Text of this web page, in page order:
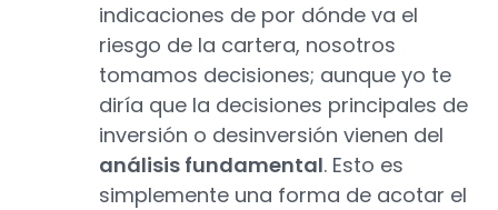
indicaciones de por dónde va el
riesgo de la cartera, nosotros
tomamos decisiones; aunque yo te
diría que la decisiones principales de
inversión o desinversión vienen del
análisis fundamental. Esto es
simplemente una forma de acotar el